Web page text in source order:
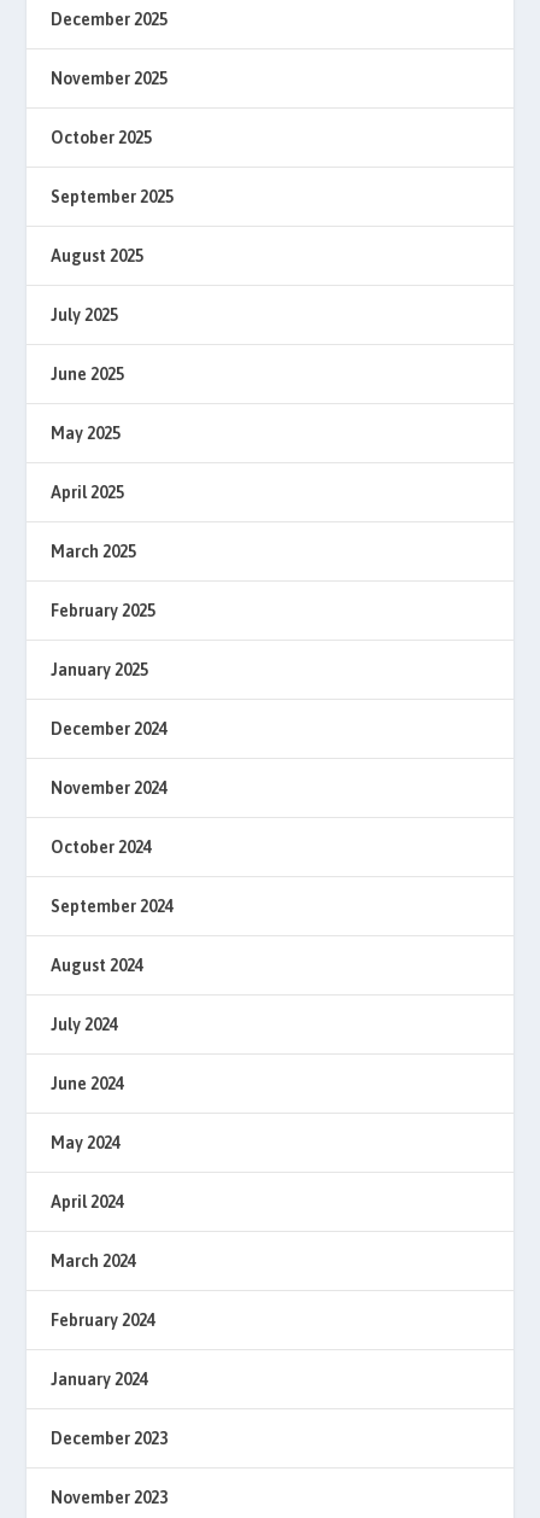
December 2025
November 2025
October 2025
September 2025
August 2025
July 2025
June 2025
May 2025
April 2025
March 2025
February 2025
January 2025
December 2024
November 2024
October 2024
September 2024
August 2024
July 2024
June 2024
May 2024
April 2024
March 2024
February 2024
January 2024
December 2023
November 2023